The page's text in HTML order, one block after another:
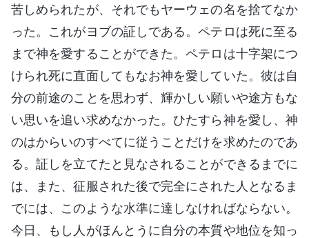
苦しめられたが、それでもヤーウェの名を捨てなか
った。これがヨブの証しである。ペテロは死に至る
まで神を愛することができた。ペテロは十字架につ
けられ死に直面してもなお神を愛していた。彼は自
分の前途のことを思わず、輝かしい願いや途方もな
い思いを追い求めなかった。ひたすら神を愛し、神
のはからいのすべてに従うことだけを求めたのであ
る。証しを立てたと見なされることができるまでに
は、また、征服された後で完全にされた人となるま
でには、このような水準に達しなければならない。
今日、もし人がほんとうに自分の本質や地位を知っ